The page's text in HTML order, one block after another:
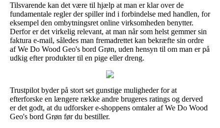
Tilsvarende kan det være til hjælp at man er klar over de
fundamentale regler der spiller ind i forbindelse med handlen, for
eksempel den ombytningsret online virksomheden benytter.
Derfor er det virkelig relevant, at man når som helst gemmer sin
faktura e-mail, således man fremadrettet kan bekræfte sin ordre
af We Do Wood Geo's bord Grøn, uden hensyn til om man er på
udkig efter produkter til en pige eller dreng.
Trustpilot byder på stort set gunstige muligheder for at
efterforske en længere række andre brugeres ratings og derved
er det godt, at du udforsker e-shoppens omtaler af We Do Wood
Geo's bord Grøn før du bestiller.